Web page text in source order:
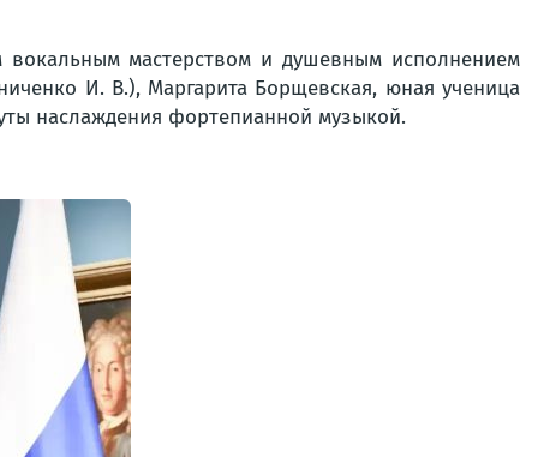
вокальным мастерством и душевным исполнением
И. В.), Маргарита Борщевская, юная ученица
наслаждения фортепианной музыкой.